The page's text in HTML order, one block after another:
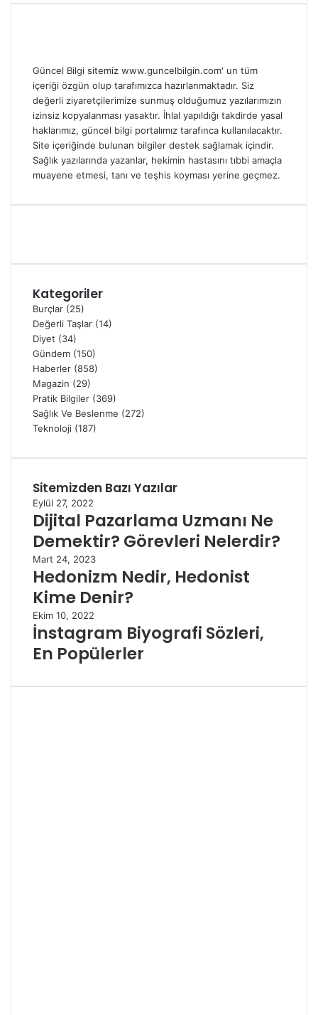
Güncel Bilgi sitemiz www.guncelbilgin.com' un tüm
içeriği özgün olup tarafımızca hazırlanmaktadır. Siz
değerli ziyaretçilerimize sunmuş olduğumuz yazılarımızın
izinsiz kopyalanması yasaktır. İhlal yapıldığı takdirde yasal
haklarımız, güncel bilgi portalımız tarafınca kullanılacaktır.
Site içeriğinde bulunan bilgiler destek sağlamak içindir.
Sağlık yazılarında yazanlar, hekimin hastasını tıbbi amaçla
muayene etmesi, tanı ve teşhis koyması yerine geçmez.
Kategoriler
Burçlar (25)
Değerli Taşlar (14)
Diyet (34)
Gündem (150)
Haberler (858)
Magazin (29)
Pratik Bilgiler (369)
Sağlık Ve Beslenme (272)
Teknoloji (187)
Sitemizden Bazı Yazılar
Eylül 27, 2022
Dijital Pazarlama Uzmanı Ne
Demektir? Görevleri Nelerdir?
Mart 24, 2023
Hedonizm Nedir, Hedonist
Kime Denir?
Ekim 10, 2022
İnstagram Biyografi Sözleri,
En Popülerler